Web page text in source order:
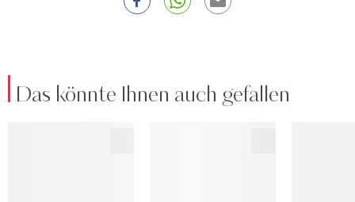
Das könnte Ihnen auch gefallen